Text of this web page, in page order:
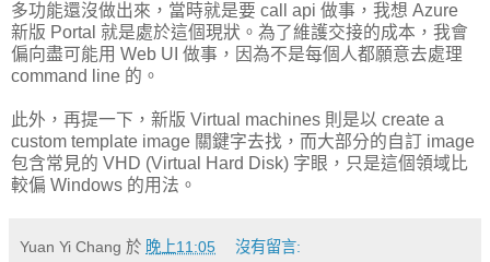
多功能還沒做出來，當時就是要 call api 做事，我想 Azure
新版 Portal 就是處於這個現狀。為了維護交接的成本，我會
偏向盡可能用 Web UI 做事，因為不是每個人都願意去處理
command line 的。
此外，再提一下，新版 Virtual machines 則是以 create a
custom template image 關鍵字去找，而大部分的自訂 image
包含常見的 VHD (Virtual Hard Disk) 字眼，只是這個領域比
較偏 Windows 的用法。
Yuan Yi Chang 於 晚上11:05 沒有留言: